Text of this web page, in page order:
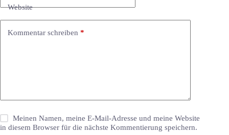
Website
Kommentar schreiben *
Meinen Namen, meine E-Mail-Adresse und meine Website
in diesem Browser für die nächste Kommentierung speichern.